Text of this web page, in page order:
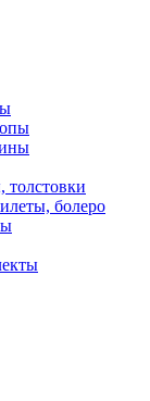
толстовки
болеро